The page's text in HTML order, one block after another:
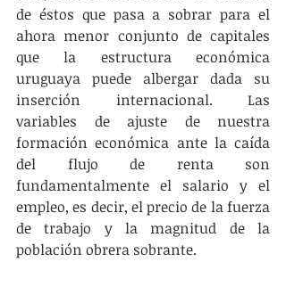
de éstos que pasa a sobrar para el
ahora menor conjunto de capitales
que la estructura económica
uruguaya puede albergar dada su
inserción internacional. Las
variables de ajuste de nuestra
formación económica ante la caída
del flujo de renta son
fundamentalmente el salario y el
empleo, es decir, el precio de la fuerza
de trabajo y la magnitud de la
población obrera sobrante.